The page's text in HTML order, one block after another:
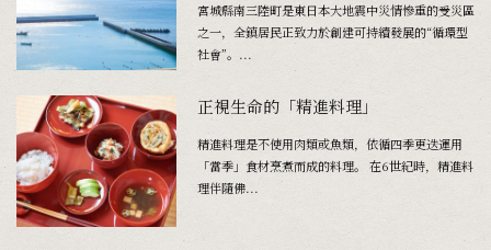
宮城縣南三陸町是東日本大地震中災情慘重的受災區
之一，全鎮居民正致力於創建可持續發展的“循環型
社會”。...
正視生命的「精進料理」
精進料理是不使用肉類或魚類，依循四季更迭運用
「當季」食材烹煮而成的料理。 在6世紀時，精進料
理伴隨佛...